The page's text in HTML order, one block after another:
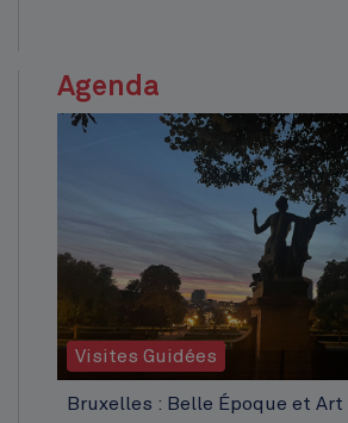
Agenda
Visites Guidées
Bruxelles : Belle Époque et Art